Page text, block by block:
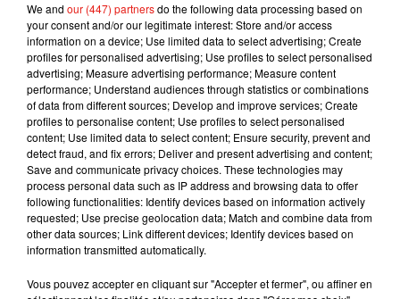
7 août 2026
Madonna sort enfin le remix de « Love
Sensation » avec Kylie Minogue
7 août 2026
Tayc et Didi B dévoilent le single le plus
dansant de l’année
We and our (447) partnersdo the following data processing based on
your consent and/or our legitimate interest: Store and/or access
information on a device; Use limited data to select advertising; Create
profiles for personalised advertising; Use profiles to select personalised
advertising; Measure advertising performance; Measure content
performance; Understand audiences through statistics or combinations
of data from different sources; Develop and improve services; Create
profiles to personalise content; Use profiles to select personalised
content; Use limited data to select content; Ensure security, prevent and
detect fraud, and fix errors; Deliver and present advertising and content;
Save and communicate privacy choices. These technologies may
process personal data such as IP address and browsing data to offer
following functionalities: Identify devices based on information actively
requested; Use precise geolocation data; Match and combine data from
other data sources; Link different devices; Identify devices based on
information transmitted automatically.
Vous pouvez accepter en cliquant sur "Accepter et fermer", ou affiner en